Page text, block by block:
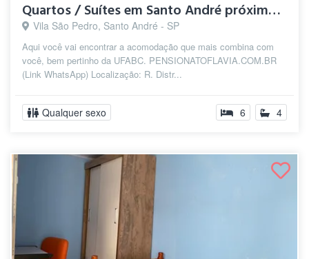
Quartos / Suítes em Santo André próximo ...
Vila São Pedro, Santo André - SP
Aqui você vai encontrar a acomodação que mais combina com
você, bem pertinho da UFABC. PENSIONATOFLAVIA.COM.BR
(Link WhatsApp) Localização: R. Distr...
Qualquer sexo 6 4